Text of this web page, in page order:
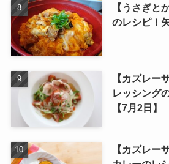
【うさぎと
のレシピ！
【カズレー
レッシング
【7月2日】
【カズレー